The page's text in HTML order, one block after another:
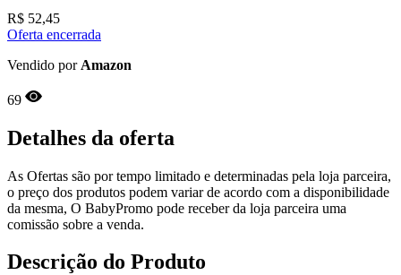
R$ 52,45
Oferta encerrada
Vendido por Amazon
69
Detalhes da oferta
As Ofertas são por tempo limitado e determinadas pela loja parceira,
o preço dos produtos podem variar de acordo com a disponibilidade
da mesma, O BabyPromo pode receber da loja parceira uma
comissão sobre a venda.
Descrição do Produto